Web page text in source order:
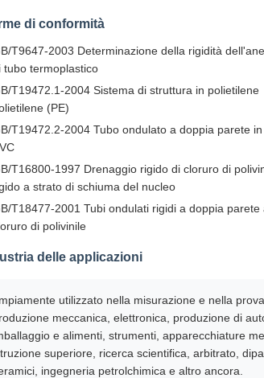
di conformità
T9647-2003 Determinazione della rigidità
tubo termoplastico
T19472.1-2004 Sistema di struttura in polietilene
(PE)
T19472.2-2004 Tubo ondulato a doppia parete in
T16800-1997 Drenaggio rigido di cloruro di
a strato di schiuma del nucleo
T18477-2001 Tubi ondulati rigidi a doppia parete
di polivinile
delle applicazioni
utilizzato nella misurazione e nella
meccanica, elettronica, produzione di
e alimenti, strumenti, apparecchiature
superiore, ricerca scientifica, arbitrato,
ingegneria petrolchimica e altro ancora.